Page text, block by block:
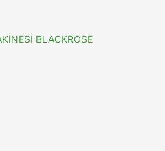
BLACKROSE